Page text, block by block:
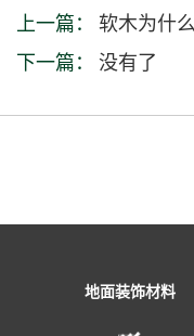
上一篇：
软木为什
下一篇：
没有了